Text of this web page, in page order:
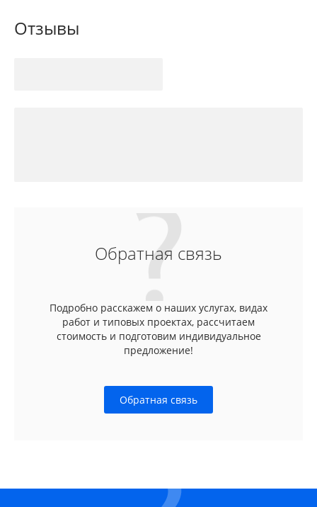
Отзывы
Обратная связь
Подробно расскажем о наших услугах, видах
работ и типовых проектах, рассчитаем
стоимость и подготовим индивидуальное
предложение!
Обратная связь